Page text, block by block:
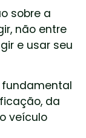
sobre a
não entre
e usar seu
fundamental
da
veículo